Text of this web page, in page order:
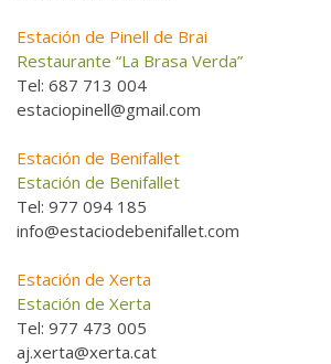
Estación de Pinell de Brai
Restaurante “La Brasa Verda”
Tel: 687 713 004
estaciopinell@gmail.com
Estación de Benifallet
Estación de Benifallet
Tel: 977 094 185
info@estaciodebenifallet.com
Estación de Xerta
Estación de Xerta
Tel: 977 473 005
aj.xerta@xerta.cat